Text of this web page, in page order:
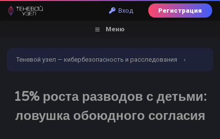
Вход Регистрация
Меню
Теневой узел — кибербезопасность и расследования ›
15% роста разводов с детьми:
ловушка обоюдного согласия